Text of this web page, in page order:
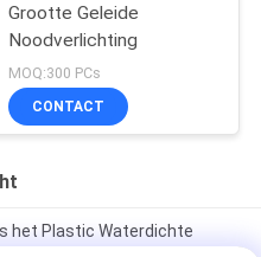
Grootte Geleide
Noodverlichting
MOQ:300 PCs
CONTACT
het Plastic Waterdichte